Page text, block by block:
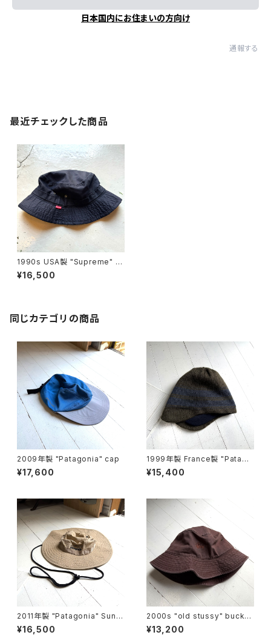
日本国内にお住まいの方向け
通報する
最近チェックした商品
1990s USA製 "Supreme" b
ucket hat
¥16,500
同じカテゴリの商品
2009年製 "Patagonia" cap
¥17,600
1999年製 France製 "Patago
nia" Polar cap
¥15,400
2011年製 "Patagonia" Sun b
ooney
¥16,500
2000s "old stussy" bucket
hat
¥13,200